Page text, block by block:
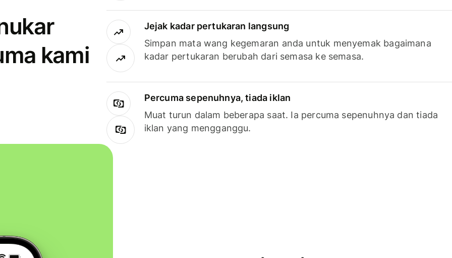
kami
Jejak kadar pertukaran langsung
Simpan mata wang kegemaran anda untuk menyemak bagaimana
kadar pertukaran berubah dari semasa ke semasa.
Percuma sepenuhnya, tiada iklan
Muat turun dalam beberapa saat. Ia percuma sepenuhnya dan tiada
iklan yang mengganggu.